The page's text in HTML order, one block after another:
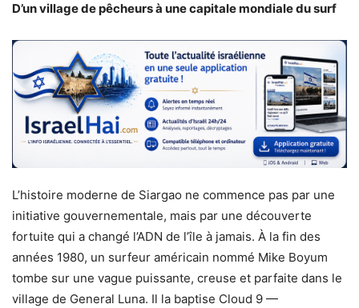
D’un village de pêcheurs à une capitale mondiale du surf
L’histoire moderne de Siargao ne commence pas par une
initiative gouvernementale, mais par une découverte
fortuite qui a changé l’ADN de l’île à jamais. À la fin des
années 1980, un surfeur américain nommé Mike Boyum
tombe sur une vague puissante, creuse et parfaite dans le
village de General Luna. Il la baptise Cloud 9 —